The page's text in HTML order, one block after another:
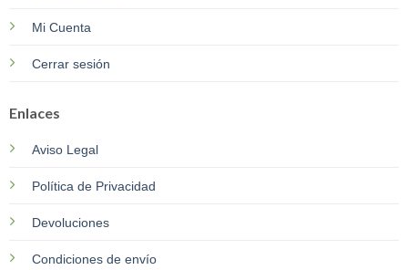
Mi Cuenta
Cerrar sesión
Enlaces
Aviso Legal
Política de Privacidad
Devoluciones
Condiciones de envío